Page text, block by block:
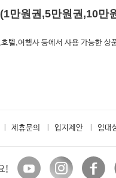
(1만원권,5만원권,10만
텔,여행사 등에서 사용 가능한 상
제휴문의 입지제안 임대